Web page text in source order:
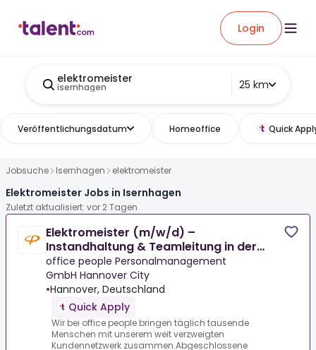
Login
elektromeister
isernhagen 25 km
Veröffentlichungsdatum Homeoffice Quick
Jobsuche Isernhagen elektromeister
Elektromeister Jobs in Isernhagen
Zuletzt aktualisiert: vor 2 Tagen
Elektromeister (m/w/d) –
Instandhaltung & Teamleitung in der
Umweltindustrie
office people Personalmanagement
GmbH Hannover City
•Hannover, Deutschland
Quick Apply
Wir bei office people bringen täglich tausende
Menschen mit unserem weit verzweigten
Kundennetzwerk zusammen.Abgeschlossene